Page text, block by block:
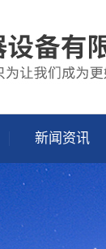
新闻资讯